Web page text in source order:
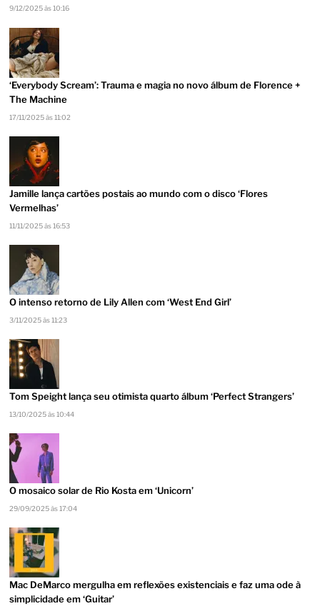
9/12/2025 às 10:16
‘Everybody Scream’: Trauma e magia no novo álbum de Florence +
The Machine
17/11/2025 às 11:02
Jamille lança cartões postais ao mundo com o disco ‘Flores
Vermelhas’
11/11/2025 às 16:53
O intenso retorno de Lily Allen com ‘West End Girl’
3/11/2025 às 11:23
Tom Speight lança seu otimista quarto álbum ‘Perfect Strangers’
13/10/2025 às 10:44
O mosaico solar de Rio Kosta em ‘Unicorn’
29/09/2025 às 17:04
Mac DeMarco mergulha em reflexões existenciais e faz uma ode à
simplicidade em ‘Guitar’